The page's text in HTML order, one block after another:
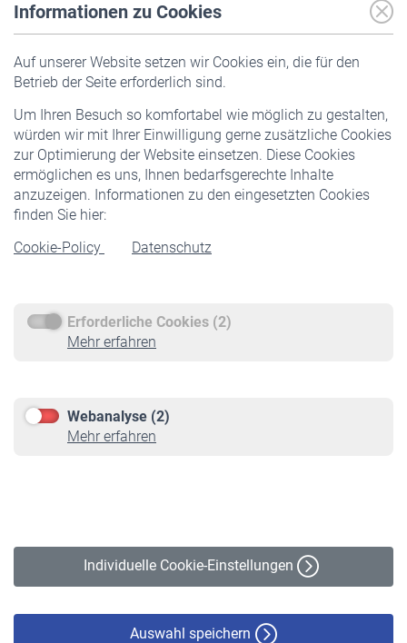
Informationen zu Cookies
Auf unserer Website setzen wir Cookies ein, die für den
Betrieb der Seite erforderlich sind.
Um Ihren Besuch so komfortabel wie möglich zu gestalten,
würden wir mit Ihrer Einwilligung gerne zusätzliche Cookies
zur Optimierung der Website einsetzen. Diese Cookies
ermöglichen es uns, Ihnen bedarfsgerechte Inhalte
anzuzeigen. Informationen zu den eingesetzten Cookies
finden Sie hier:
Cookie-Policy
Datenschutz
Erforderliche Cookies (2)
Mehr erfahren
Webanalyse (2)
Mehr erfahren
Individuelle Cookie-Einstellungen
Auswahl speichern
Pflichtversicherung
Staatliche Förderung
Veranstaltungen
Rentner
Rentenbeginn
Rente beantragen
Service
Informationen
Online-Rechner
VBLnewsletter
Erklärung zur Barrierefreiheit